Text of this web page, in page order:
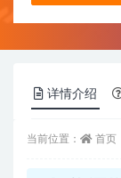
详情介绍
当前位置： 首页